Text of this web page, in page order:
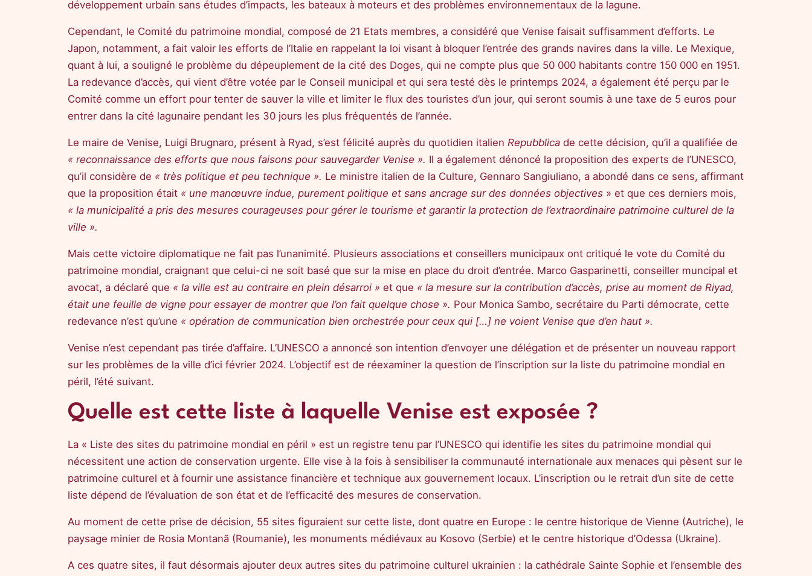
développement urbain sans études d’impacts, les bateaux à moteurs et des problèmes environnementaux de la lagune.
Cependant, le Comité du patrimoine mondial, composé de 21 Etats membres, a considéré que Venise faisait suffisamment d’efforts. Le
Japon, notamment, a fait valoir les efforts de l’Italie en rappelant la loi visant à bloquer l’entrée des grands navires dans la ville. Le Mexique,
quant à lui, a souligné le problème du dépeuplement de la cité des Doges, qui ne compte plus que 50 000 habitants contre 150 000 en 1951.
La redevance d’accès, qui vient d’être votée par le Conseil municipal et qui sera testé dès le printemps 2024, a également été perçu par le
Comité comme un effort pour tenter de sauver la ville et limiter le flux des touristes d’un jour, qui seront soumis à une taxe de 5 euros pour
entrer dans la cité lagunaire pendant les 30 jours les plus fréquentés de l’année.
Le maire de Venise, Luigi Brugnaro, présent à Ryad, s’est félicité auprès du quotidien italien Repubblica de cette décision, qu’il a qualifiée de
« reconnaissance des efforts que nous faisons pour sauvegarder Venise ». Il a également dénoncé la proposition des experts de l’UNESCO,
qu’il considère de « très politique et peu technique ». Le ministre italien de la Culture, Gennaro Sangiuliano, a abondé dans ce sens, affirmant
que la proposition était « une manœuvre indue, purement politique et sans ancrage sur des données objectives » et que ces derniers mois,
« la municipalité a pris des mesures courageuses pour gérer le tourisme et garantir la protection de l’extraordinaire patrimoine culturel de la
ville ».
Mais cette victoire diplomatique ne fait pas l’unanimité. Plusieurs associations et conseillers municipaux ont critiqué le vote du Comité du
patrimoine mondial, craignant que celui-ci ne soit basé que sur la mise en place du droit d’entrée. Marco Gasparinetti, conseiller muncipal et
avocat, a déclaré que « la ville est au contraire en plein désarroi » et que « la mesure sur la contribution d’accès, prise au moment de Riyad,
était une feuille de vigne pour essayer de montrer que l’on fait quelque chose ». Pour Monica Sambo, secrétaire du Parti démocrate, cette
redevance n’est qu’une « opération de communication bien orchestrée pour ceux qui […] ne voient Venise que d’en haut ».
Venise n’est cependant pas tirée d’affaire. L’UNESCO a annoncé son intention d’envoyer une délégation et de présenter un nouveau rapport
sur les problèmes de la ville d’ici février 2024. L’objectif est de réexaminer la question de l’inscription sur la liste du patrimoine mondial en
péril, l’été suivant.
Quelle est cette liste à laquelle Venise est exposée ?
La « Liste des sites du patrimoine mondial en péril » est un registre tenu par l’UNESCO qui identifie les sites du patrimoine mondial qui
nécessitent une action de conservation urgente. Elle vise à la fois à sensibiliser la communauté internationale aux menaces qui pèsent sur le
patrimoine culturel et à fournir une assistance financière et technique aux gouvernement locaux. L’inscription ou le retrait d’un site de cette
liste dépend de l’évaluation de son état et de l’efficacité des mesures de conservation.
Au moment de cette prise de décision, 55 sites figuraient sur cette liste, dont quatre en Europe : le centre historique de Vienne (Autriche), le
paysage minier de Rosia Montană (Roumanie), les monuments médiévaux au Kosovo (Serbie) et le centre historique d’Odessa (Ukraine).
A ces quatre sites, il faut désormais ajouter deux autres sites du patrimoine culturel ukrainien : la cathédrale Sainte Sophie et l’ensemble des